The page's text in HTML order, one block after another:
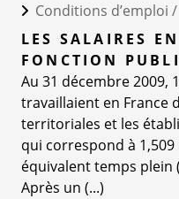
Conditions d’emploi /
LES SALAIRES
FONCTION
Au 31 décembre 2009,
travaillaient en France
territoriales et les
qui correspond à 1,509
équivalent temps plein
Après un (...)